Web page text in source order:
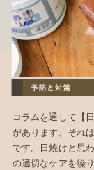
コラムを通して【
があります。それ
です。日焼けと思
の適切なケアを繰